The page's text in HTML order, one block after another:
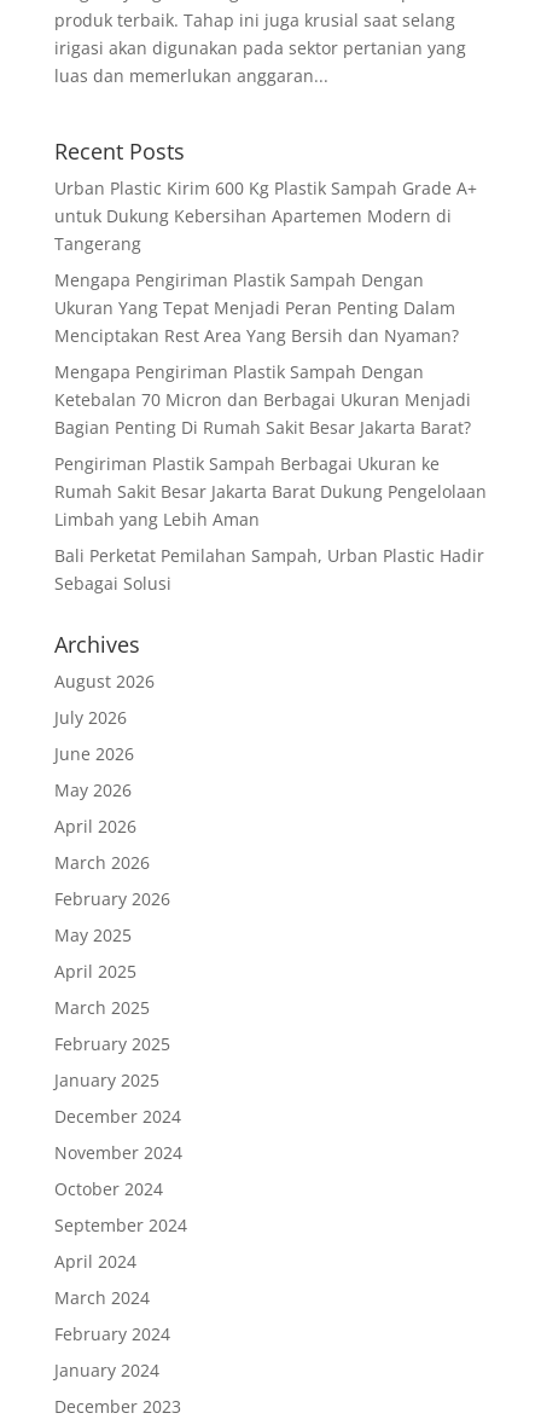
produk terbaik. Tahap ini juga krusial saat selang
irigasi akan digunakan pada sektor pertanian yang
luas dan memerlukan anggaran...
Recent Posts
Urban Plastic Kirim 600 Kg Plastik Sampah Grade A+
untuk Dukung Kebersihan Apartemen Modern di
Tangerang
Mengapa Pengiriman Plastik Sampah Dengan
Ukuran Yang Tepat Menjadi Peran Penting Dalam
Menciptakan Rest Area Yang Bersih dan Nyaman?
Mengapa Pengiriman Plastik Sampah Dengan
Ketebalan 70 Micron dan Berbagai Ukuran Menjadi
Bagian Penting Di Rumah Sakit Besar Jakarta Barat?
Pengiriman Plastik Sampah Berbagai Ukuran ke
Rumah Sakit Besar Jakarta Barat Dukung Pengelolaan
Limbah yang Lebih Aman
Bali Perketat Pemilahan Sampah, Urban Plastic Hadir
Sebagai Solusi
Archives
August 2026
July 2026
June 2026
May 2026
April 2026
March 2026
February 2026
May 2025
April 2025
March 2025
February 2025
January 2025
December 2024
November 2024
October 2024
September 2024
April 2024
March 2024
February 2024
January 2024
December 2023